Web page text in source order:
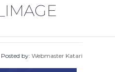
Posted by: Webmaster Katari